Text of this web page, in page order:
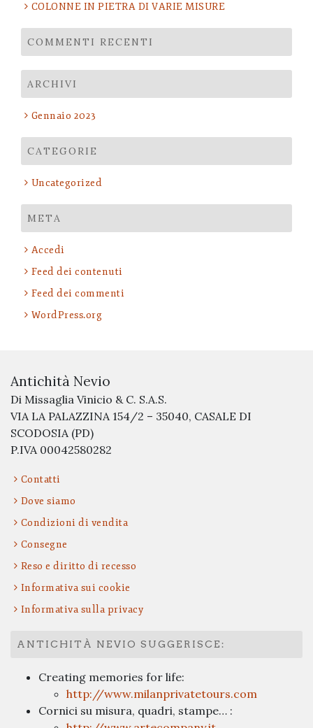
COLONNE IN PIETRA DI VARIE MISURE
COMMENTI RECENTI
ARCHIVI
Gennaio 2023
CATEGORIE
Uncategorized
META
Accedi
Feed dei contenuti
Feed dei commenti
WordPress.org
Antichità Nevio
Di Missaglia Vinicio & C. S.A.S.
VIA LA PALAZZINA 154/2 – 35040, CASALE DI
SCODOSIA (PD)
P.IVA 00042580282
Contatti
Dove siamo
Condizioni di vendita
Consegne
Reso e diritto di recesso
Informativa sui cookie
Informativa sulla privacy
ANTICHITÀ NEVIO SUGGERISCE:
Creating memories for life:
http://www.milanprivatetours.com
Cornici su misura, quadri, stampe… :